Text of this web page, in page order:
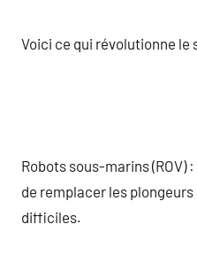
Voici ce qui révolutionne le
Robots sous-marins
de remplacer les
difficiles.